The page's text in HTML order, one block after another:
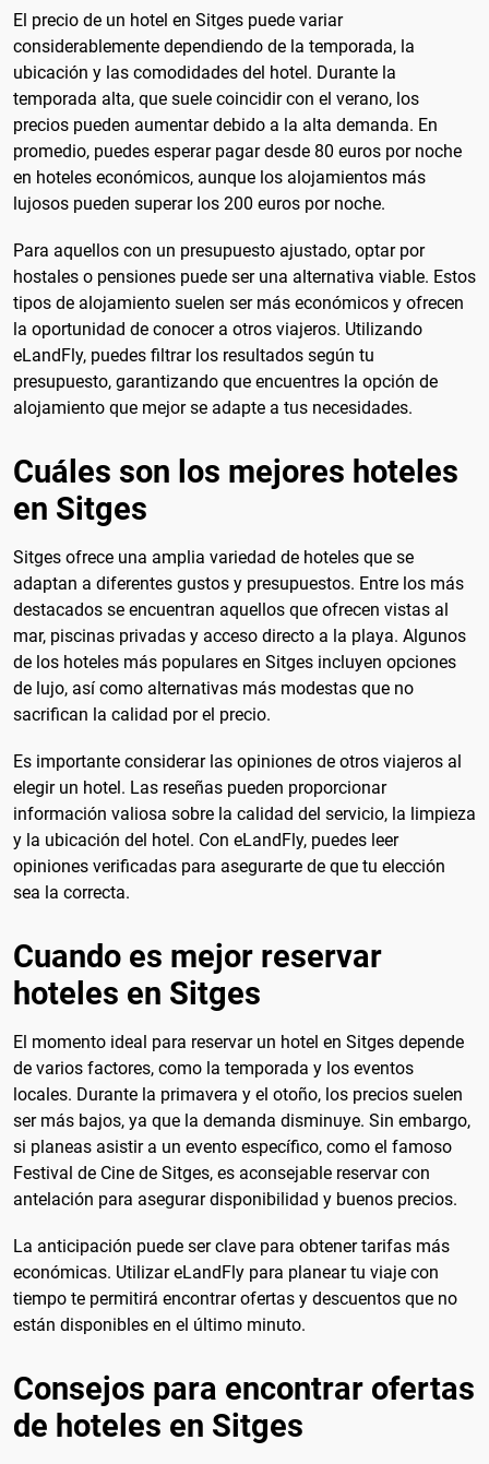
El precio de un hotel en Sitges puede variar
considerablemente dependiendo de la temporada, la
ubicación y las comodidades del hotel. Durante la
temporada alta, que suele coincidir con el verano, los
precios pueden aumentar debido a la alta demanda. En
promedio, puedes esperar pagar desde 80 euros por noche
en hoteles económicos, aunque los alojamientos más
lujosos pueden superar los 200 euros por noche.
Para aquellos con un presupuesto ajustado, optar por
hostales o pensiones puede ser una alternativa viable. Estos
tipos de alojamiento suelen ser más económicos y ofrecen
la oportunidad de conocer a otros viajeros. Utilizando
eLandFly, puedes filtrar los resultados según tu
presupuesto, garantizando que encuentres la opción de
alojamiento que mejor se adapte a tus necesidades.
Cuáles son los mejores hoteles
en Sitges
Sitges ofrece una amplia variedad de hoteles que se
adaptan a diferentes gustos y presupuestos. Entre los más
destacados se encuentran aquellos que ofrecen vistas al
mar, piscinas privadas y acceso directo a la playa. Algunos
de los hoteles más populares en Sitges incluyen opciones
de lujo, así como alternativas más modestas que no
sacrifican la calidad por el precio.
Es importante considerar las opiniones de otros viajeros al
elegir un hotel. Las reseñas pueden proporcionar
información valiosa sobre la calidad del servicio, la limpieza
y la ubicación del hotel. Con eLandFly, puedes leer
opiniones verificadas para asegurarte de que tu elección
sea la correcta.
Cuando es mejor reservar
hoteles en Sitges
El momento ideal para reservar un hotel en Sitges depende
de varios factores, como la temporada y los eventos
locales. Durante la primavera y el otoño, los precios suelen
ser más bajos, ya que la demanda disminuye. Sin embargo,
si planeas asistir a un evento específico, como el famoso
Festival de Cine de Sitges, es aconsejable reservar con
antelación para asegurar disponibilidad y buenos precios.
La anticipación puede ser clave para obtener tarifas más
económicas. Utilizar eLandFly para planear tu viaje con
tiempo te permitirá encontrar ofertas y descuentos que no
están disponibles en el último minuto.
Consejos para encontrar ofertas
de hoteles en Sitges